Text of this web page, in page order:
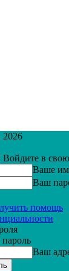
2026
в
Ваше
Ваш
помощь
Ваш